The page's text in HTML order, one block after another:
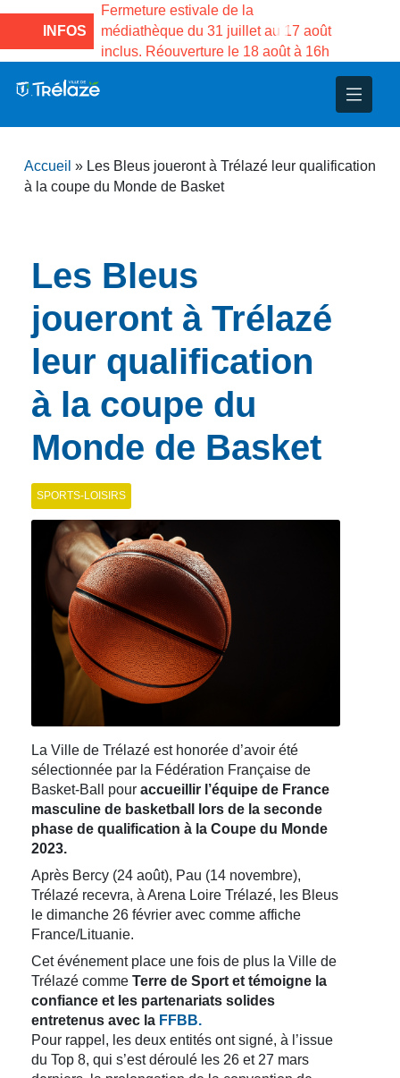
INFOS
des
Gama du
Fermeture estivale de la
médiathèque du 31 juillet au 17 août
inclus. Réouverture le 18 août à 16h
Services
3 au 21 août
et d’animations
Projets
– Jumelage
Accueil » Les Bleus joueront à Trélazé leur qualification
à la coupe du Monde de Basket
Les Bleus
joueront à Trélazé
leur qualification
à la coupe du
Monde de Basket
SPORTS-LOISIRS
La Ville de Trélazé est honorée d’avoir été
sélectionnée par la Fédération Française de
Basket-Ball pour accueillir l’équipe de France
masculine de basketball lors de la seconde
phase de qualification à la Coupe du Monde
2023.
Après Bercy (24 août), Pau (14 novembre),
Trélazé recevra, à Arena Loire Trélazé, les Bleus
le dimanche 26 février avec comme affiche
France/Lituanie.
Cet événement place une fois de plus la Ville de
Trélazé comme Terre de Sport et témoigne la
confiance et les partenariats solides
entretenus avec la FFBB.
Pour rappel, les deux entités ont signé, à l’issue
du Top 8, qui s’est déroulé les 26 et 27 mars